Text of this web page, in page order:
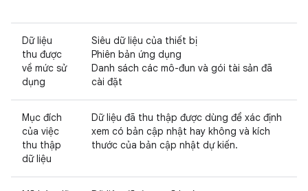
Dữ liệu
thu được
về mức sử
dụng
Siêu dữ liệu của thiết bị
Phiên bản ứng dụng
Danh sách các mô-đun và gói tài sản đã
cài đặt
Mục đích
của việc
thu thập
dữ liệu
Dữ liệu đã thu thập được dùng để xác định
xem có bản cập nhật hay không và kích
thước của bản cập nhật dự kiến.